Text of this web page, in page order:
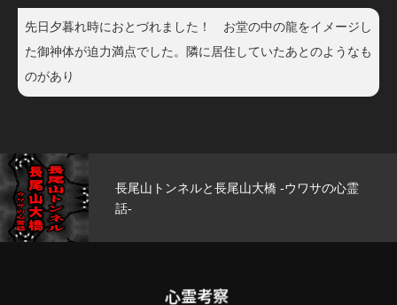
先日夕暮れ時におとづれました！ お堂の中の龍をイメージし
た御神体が迫力満点でした。隣に居住していたあとのようなも
のがあり
霊
玄武洞公園 -ウワサの心霊話-
心霊考察